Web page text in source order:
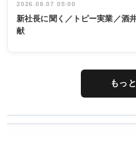
2026.08.07 05:00
新社長に聞く／トピー実業／
献
もっ